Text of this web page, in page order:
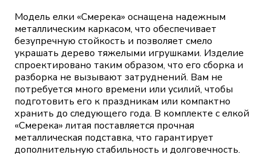
Модель елки «Смерека» оснащена надежным
металлическим каркасом, что обеспечивает
безупречную стойкость и позволяет смело
украшать дерево тяжелыми игрушками. Изделие
спроектировано таким образом, что его сборка и
разборка не вызывают затруднений. Вам не
потребуется много времени или усилий, чтобы
подготовить его к праздникам или компактно
хранить до следующего года. В комплекте с елкой
«Смерека» литая поставляется прочная
металлическая подставка, что гарантирует
дополнительную стабильность и долговечность.